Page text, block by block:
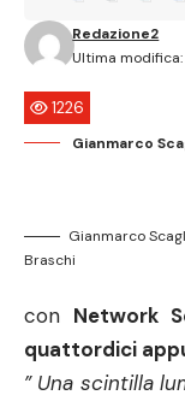
Ultima modifica:
Redazione2
1226
Gianmarco
Gianmarco
Braschi
con Network
quattordici
” Una scintilla